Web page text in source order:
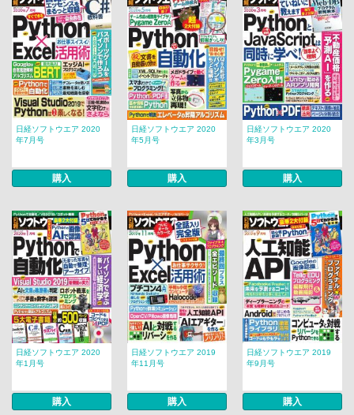
日経ソフトウエア 2020
年7月号
購入
日経ソフトウエア 2020
年5月号
購入
日経ソフトウエア 2020
年3月号
購入
日経ソフトウエア 2020
年1月号
購入
日経ソフトウエア 2019
年11月号
購入
日経ソフトウエア 2019
年9月号
購入